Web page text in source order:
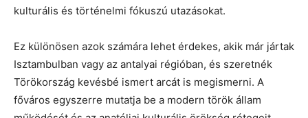
kulturális és történelmi fókuszú utazásokat.
Ez különösen azok számára lehet érdekes, akik már jártak
Isztambulban vagy az antalyai régióban, és szeretnék
Törökország kevésbé ismert arcát is megismerni. A
főváros egyszerre mutatja be a modern török állam